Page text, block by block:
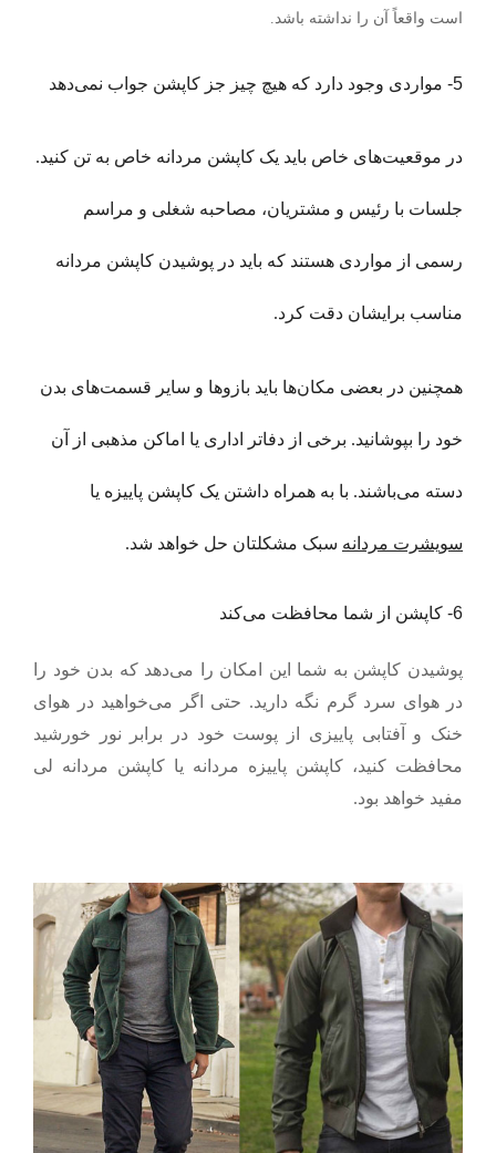
است واقعاً آن را نداشته باشد.
5- مواردی وجود دارد که هیچ چیز جز کاپشن جواب نمی‌دهد
در موقعیت‌های خاص باید یک کاپشن مردانه خاص به تن کنید.
جلسات با رئیس و مشتریان، مصاحبه شغلی و مراسم
رسمی از مواردی هستند که باید در پوشیدن کاپشن مردانه
مناسب برایشان دقت کرد.
همچنین در بعضی مکان‌ها باید بازوها و سایر قسمت‌های بدن
خود را بپوشانید. برخی از دفاتر اداری یا اماکن مذهبی از آن
دسته می‌باشند. با به همراه داشتن یک کاپشن پاییزه یا
سویشرت مردانه سبک مشکلتان حل خواهد شد.
6- کاپشن از شما محافظت می‌کند
پوشیدن کاپشن به شما این امکان را می‌دهد که بدن خود را
در هوای سرد گرم نگه دارید. حتی اگر می‌خواهید در هوای
خنک و آفتابی پاییزی از پوست خود در برابر نور خورشید
محافظت کنید، کاپشن پاییزه مردانه یا کاپشن مردانه لی
مفید خواهد بود.